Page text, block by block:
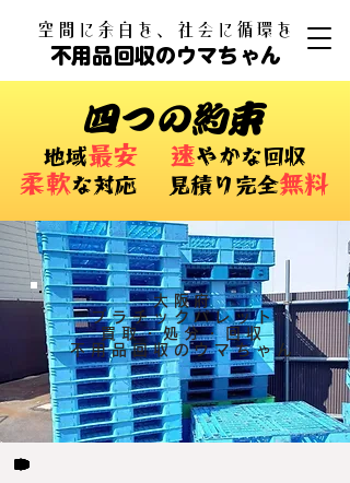
​空間に余白を、社会に循環を
不用品回収のウマちゃん
四つの約束
​地域最安 速やかな回収
柔軟な対応 ​見積り完全無料
大阪府
プラチックパレット
買取・処分・回収
不用品回収のウマちゃん